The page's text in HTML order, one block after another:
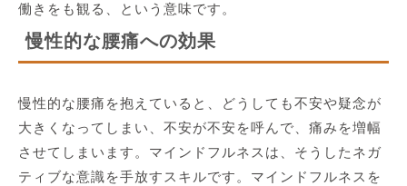
働きをも観る、という意味です。
慢性的な腰痛への効果
慢性的な腰痛を抱えていると、どうしても不安や疑念が
大きくなってしまい、不安が不安を呼んで、痛みを増幅
させてしまいます。マインドフルネスは、そうしたネガ
ティブな意識を手放すスキルです。マインドフルネスを